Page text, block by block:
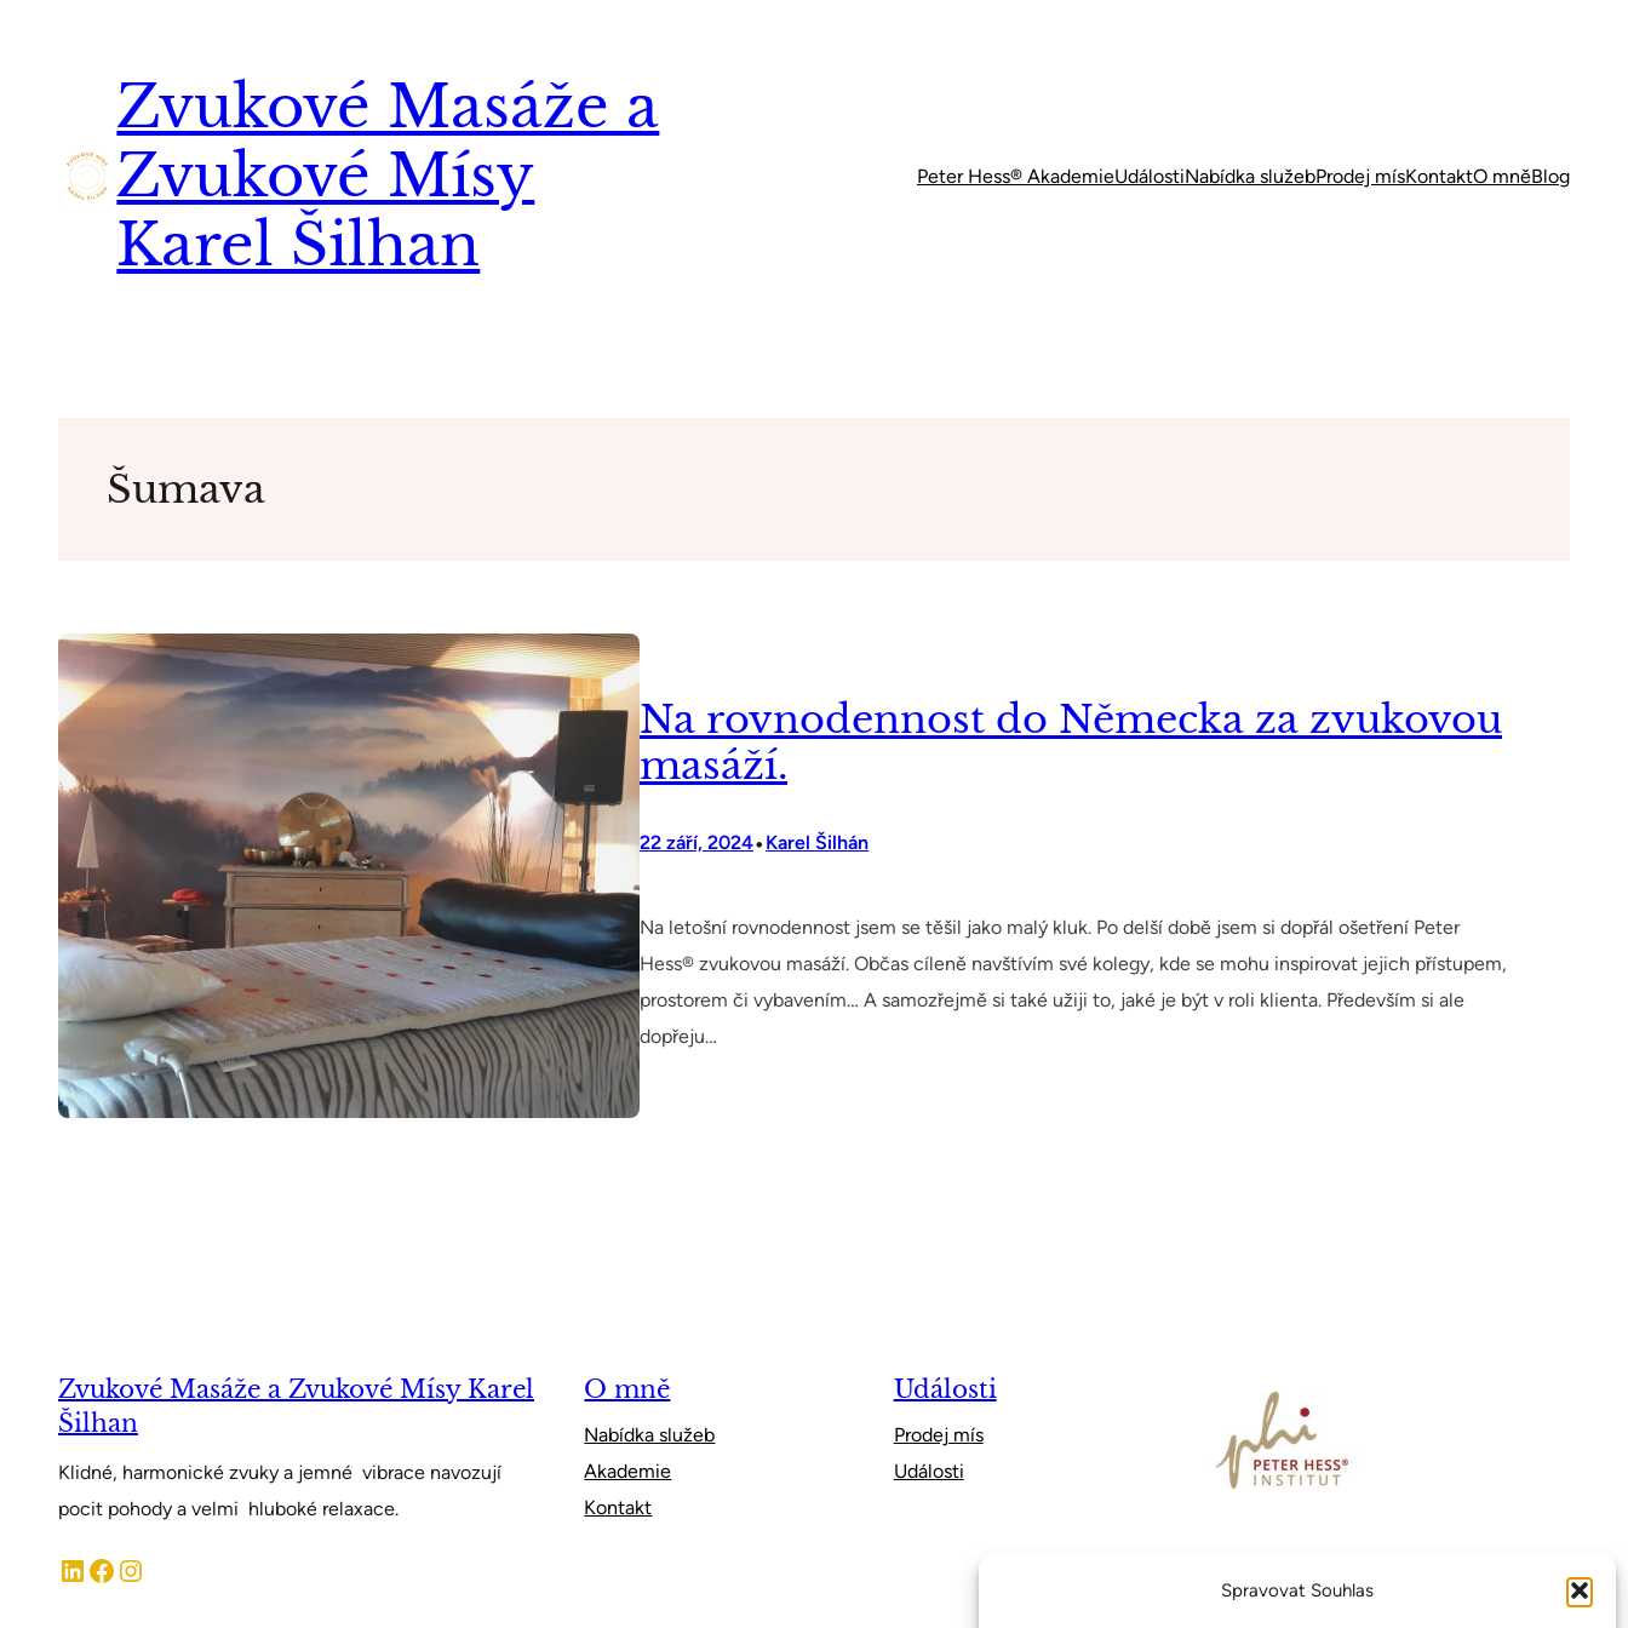
Spravovat Souhlas
Zvukové Masáže a
Zvukové Mísy
Karel Šilhan
Peter Hess® AkademieUdálostiNabídka služebProdej mísKontaktO mněBlog
Šumava
Na rovnodennost do Německa za zvukovou
masáží.
22 září, 2024• Karel Šilhán
Na letošní rovnodennost jsem se těšil jako malý kluk. Po delší době jsem si dopřál ošetření Peter
Hess® zvukovou masáží. Občas cíleně navštívím své kolegy, kde se mohu inspirovat jejich přístupem,
prostorem či vybavením… A samozřejmě si také užiji to, jaké je být v roli klienta. Především si ale
dopřeju…
Zvukové Masáže a Zvukové Mísy Karel
Šilhan
Klidné, harmonické zvuky a jemné vibrace navozují
pocit pohody a velmi hluboké relaxace.
LinkedIn Facebook Instagram
O mně
Nabídka služeb
Akademie
Kontakt
Události
Prodej mís
Události